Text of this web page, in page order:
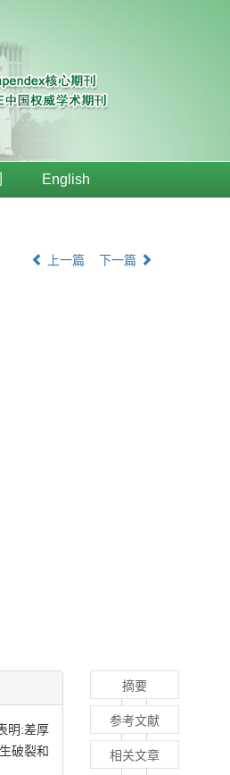
English
上一篇 下一篇
明:差厚
破裂和
摘要
参考文献
相关文章